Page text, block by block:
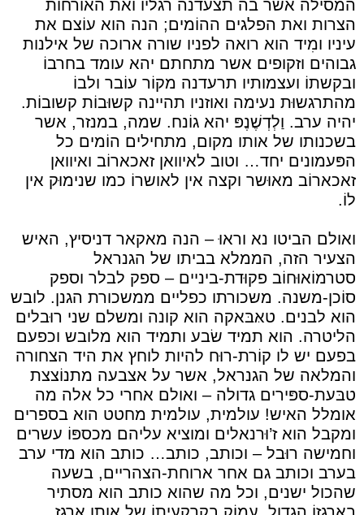
המסילה אשר בה תצעדנה רגליו ואת האורחוֹת
הצרות ואת הפלגים ההוֹמים; הנה הוא עוֹצם את
עיניו ומִיד הוא רואה לפניו שורה ארוכה של אילנות
גבוהים וזקופים אשר מתחתם יהא עומד בחרבוֹ
ובקשתוֹ ועצמותיו תרעדנה מקוֹר עוֹבר ולבוֹ
מהתרגשוּת נעימה ואוזניו תהיינה קשוּבוֹת קשובוֹת.
יהיה ערב. וַלְדְשֶׁנֶפּ יהא גוֹנח. שמה, במנזר, אשר
בשכנותו של אותו מקום, מתחילים הוֹמים כל
הפּעמונים יחד… וטוב לאיוואן זאכארוֹב ואיוואן
זאכארוֹב מאוּשר וקצה אין לאושרוֹ כמו שנימוּק אין
לוֹ.
ואולם הביטו נא וראוּ – הנה מאקאר דניסיץ, האיש
הצעיר הזה, הממלא בביתו של הגנראל
סטרמוֹאוּחוֹב פקוּדת-ביניים – ספק לבלר וספק
סוֹכן-משנה. משכורתו כפליים ממשכורת הגנן. לובש
הוא לבנים. טאּבּאקה הוא קונה ומשלם שני רוּבלים
הליטרה. הוא תמיד שׂבע ותמיד הוא מלובש וכפעם
בפעם יש לו קוֹרת-רוּח להיות לוחץ את היד הצחורה
והמלאה של הגנראל, אשר על אצבעה מתנוֹצצת
טבּעת-ספּירים גדולה – ואולם אחרי כל אלה מה
אומלל האיש! עולמית, עולמית מחטט הוא בספרים
ומקבל הוא ז’וּרנאלים ומוציא עליהם מכספּוֹ עשרים
וחמישה רוּבל – וכותב, כותב… כותב הוא מדי ערב
בערב וכותב גם אחר ארוחת-הצהריים, בשעה
שהכול ישנים, וכל מה שהוא כותב הוא מסתיר